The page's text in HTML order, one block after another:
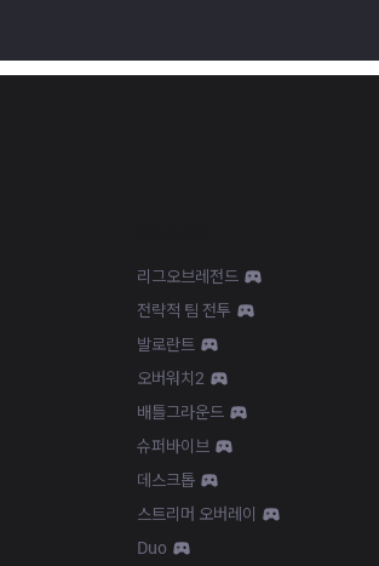
리그오브레전드
전략적 팀 전투
발로란트
오버워치2
배틀그라운드
슈퍼바이브
데스크톱
스트리머 오버레이
Duo